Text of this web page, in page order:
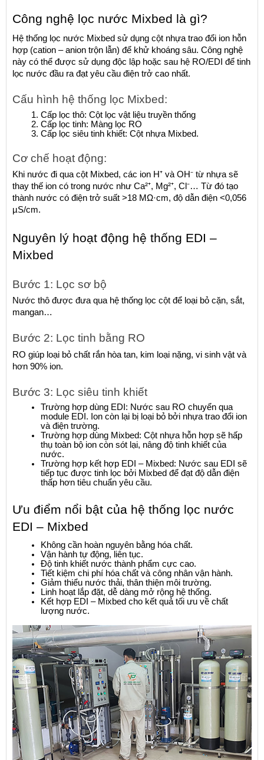
Công nghệ lọc nước Mixbed là gì?
Hệ thống lọc nước Mixbed sử dụng cột nhựa trao đổi ion hỗn
hợp (cation – anion trộn lẫn) để khử khoáng sâu. Công nghệ
này có thể được sử dụng độc lập hoặc sau hệ RO/EDI để tinh
lọc nước đầu ra đạt yêu cầu điện trở cao nhất.
Cấu hình hệ thống lọc Mixbed:
Cấp lọc thô: Cột lọc vật liệu truyền thống
Cấp lọc tinh: Màng lọc RO
Cấp lọc siêu tinh khiết: Cột nhựa Mixbed.
Cơ chế hoạt động:
Khi nước đi qua cột Mixbed, các ion H⁺ và OH⁻ từ nhựa sẽ
thay thế ion có trong nước như Ca²⁺, Mg²⁺, Cl⁻… Từ đó tạo
thành nước có điện trở suất >18 MΩ·cm, độ dẫn điện <0,056
µS/cm.
Nguyên lý hoạt động hệ thống EDI –
Mixbed
Bước 1: Lọc sơ bộ
Nước thô được đưa qua hệ thống lọc cột để loại bỏ cặn, sắt,
mangan…
Bước 2: Lọc tinh bằng RO
RO giúp loại bỏ chất rắn hòa tan, kim loại nặng, vi sinh vật và
hơn 90% ion.
Bước 3: Lọc siêu tinh khiết
Trường hợp dùng EDI: Nước sau RO chuyển qua
module EDI. Ion còn lại bị loại bỏ bởi nhựa trao đổi ion
và điện trường.
Trường hợp dùng Mixbed: Cột nhựa hỗn hợp sẽ hấp
thụ toàn bộ ion còn sót lại, nâng độ tinh khiết của
nước.
Trường hợp kết hợp EDI – Mixbed: Nước sau EDI sẽ
tiếp tục được tinh lọc bởi Mixbed để đạt độ dẫn điện
thấp hơn tiêu chuẩn yêu cầu.
Ưu điểm nổi bật của hệ thống lọc nước
EDI – Mixbed
Không cần hoàn nguyên bằng hóa chất.
Vận hành tự động, liên tục.
Độ tinh khiết nước thành phẩm cực cao.
Tiết kiệm chi phí hóa chất và công nhân vận hành.
Giảm thiểu nước thải, thân thiện môi trường.
Linh hoạt lắp đặt, dễ dàng mở rộng hệ thống.
Kết hợp EDI – Mixbed cho kết quả tối ưu về chất
lượng nước.